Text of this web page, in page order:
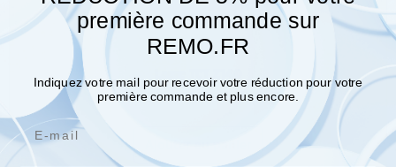
Lame TCT Z140
103,10 €
première commande sur
REMO.FR
Indiquez votre mail pour recevoir votre réduction pour votre
première commande et plus encore.
Email